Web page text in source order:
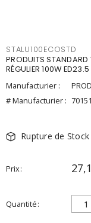
STALU100ECOSTD
PRODUITS STANDARD
RÉGULIER 100W
Manufacturier :
# Manufacturier : 70151
Rupture de Stock
Prix
Quantité